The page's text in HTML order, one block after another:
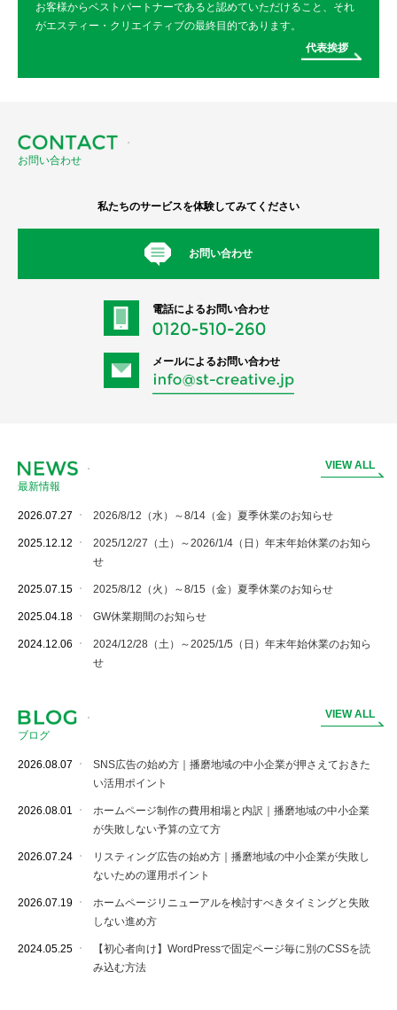
お客様からベストパートナーであると認めていただけること、 それ
がエスティー・クリエイティブの最終目的であります。
代表挨拶
お問い合わせ
私たちのサービスを体験してみてください
お問い合わせ
電話によるお問い合わせ
メールによるお問い合わせ
最新情報
VIEW ALL
2026.07.27 2026/8/12（水）～8/14（金）夏季休業のお知らせ
2025.12.12
2025/12/27（土）～2026/1/4（日）年末年始休業のお知ら
せ
2025.07.15 2025/8/12（火）～8/15（金）夏季休業のお知らせ
2025.04.18 GW休業期間のお知らせ
2024.12.06
2024/12/28（土）～2025/1/5（日）年末年始休業のお知ら
せ
ブログ
VIEW ALL
2026.08.07
SNS広告の始め方｜播磨地域の中小企業が押さえておきた
い活用ポイント
2026.08.01
ホームページ制作の費用相場と内訳｜播磨地域の中小企業
が失敗しない予算の立て方
2026.07.24
リスティング広告の始め方｜播磨地域の中小企業が失敗し
ないための運用ポイント
2026.07.19
ホームページリニューアルを検討すべきタイミングと失敗
しない進め方
2024.05.25
【初心者向け】WordPressで固定ページ毎に別のCSSを読
み込む方法